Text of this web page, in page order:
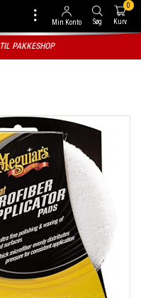
Min Konto Søg Kurv
0
TIL PAKKESHOP